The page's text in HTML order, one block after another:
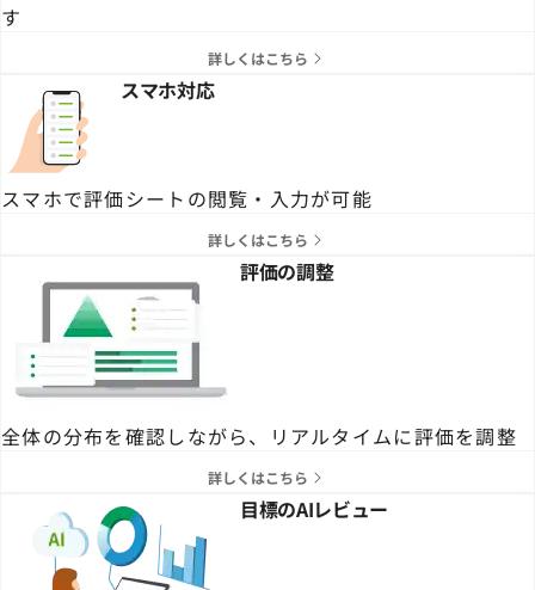
す
詳しくはこちら
スマホ対応
スマホで評価シートの閲覧・入力が可能
詳しくはこちら
評価の調整
全体の分布を確認しながら、リアルタイムに評価を調整
詳しくはこちら
目標のAIレビュー